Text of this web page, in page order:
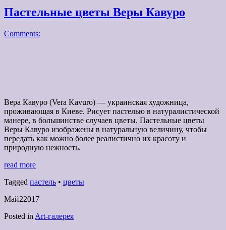
Пастельные цветы Веры Кавуро
Comments:
Вера Кавуро (Vera Kavuro) — украинская художница,
проживающая в Киеве. Рисует пастелью в натуралистической
манере, в большинстве случаев цветы. Пастельные цветы
Веры Кавуро изображены в натуральную величину, чтобы
передать как можно более реалистично их красоту и
природную нежность.
read more
Tagged пастель • цветы
Май22017
Posted in Art-галерея